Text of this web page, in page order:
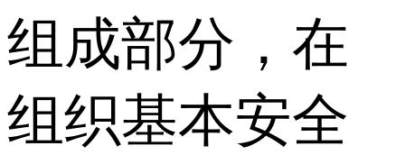
组成部分，在
组织基本安全